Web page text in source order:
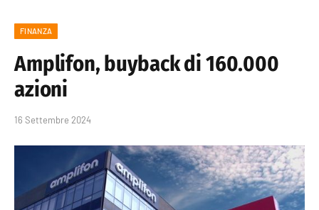
FINANZA
Amplifon, buyback di 160.000
azioni
16 Settembre 2024